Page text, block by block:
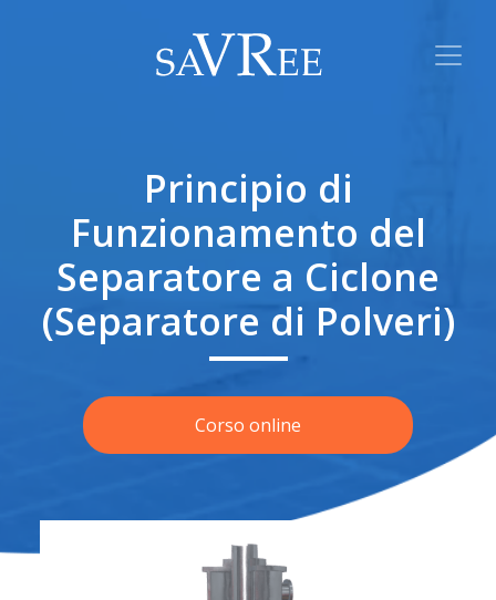
Principio di
Funzionamento del
Separatore a Ciclone
(Separatore di Polveri)
Corso online